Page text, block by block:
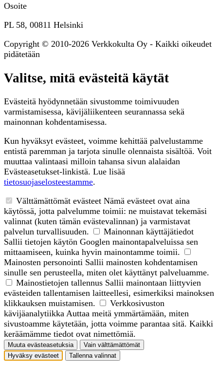
Osoite
PL 58, 00811 Helsinki
Copyright © 2010-2026 Verkkokulta Oy - Kaikki oikeudet
pidätetään
Valitse, mitä evästeitä käytät
Evästeitä hyödynnetään sivustomme toimivuuden
varmistamisessa, kävijäliikenteen seurannassa sekä
mainonnan kohdentamisessa.
Kun hyväksyt evästeet, voimme kehittää palvelustamme
entistä paremman ja tarjota sinulle olennaista sisältöä. Voit
muuttaa valintaasi milloin tahansa sivun alalaidan
Evästeasetukset-linkistä. Lue lisää
tietosuojaselosteestamme.
Välttämättömät evästeet Nämä evästeet ovat aina
käytössä, jotta palvelumme toimii: ne muistavat tekemäsi
valinnat (kuten tämän evästevalinnan) ja varmistavat
palvelun turvallisuuden.
Mainonnan käyttäjätiedot
Sallii tietojen käytön Googlen mainontapalveluissa sen
mittaamiseen, kuinka hyvin mainontamme toimii.
Mainosten personointi Sallii mainosten kohdentamisen
sinulle sen perusteella, miten olet käyttänyt palveluamme.
Mainostietojen tallennus Sallii mainontaan liittyvien
evästeiden tallentamisen laitteellesi, esimerkiksi mainoksen
klikkauksen muistamisen.
Verkkosivuston
kävijäanalytiikka Auttaa meitä ymmärtämään, miten
sivustoamme käytetään, jotta voimme parantaa sitä. Kaikki
keräämämme tiedot ovat nimettömiä.
Muuta evästeasetuksia
Vain välttämättömät
Hyväksy evästeet
Tallenna valinnat